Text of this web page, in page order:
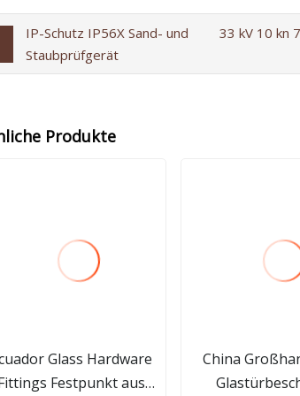
IP-Schutz IP56X Sand- und
Staubprüfgerät
33 kV 10 kn
Produkte
Glass Hardware
Festpunkt aus
China